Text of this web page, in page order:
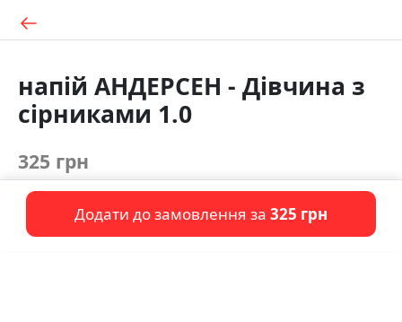
напій АНДЕРСЕН - Дівчина з
сірниками 1.0
325 грн
Додати до замовлення за 325 грн